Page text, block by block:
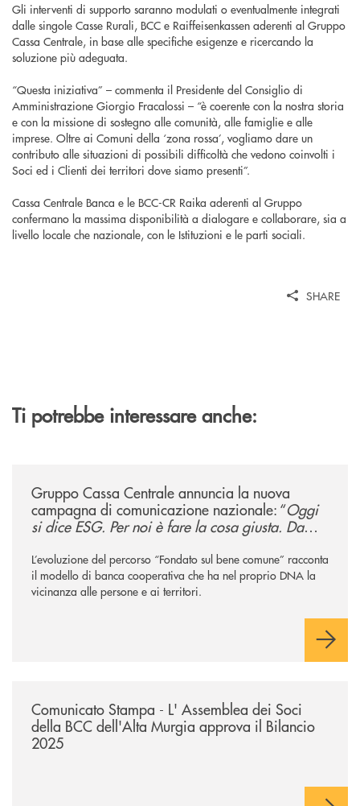
Gli interventi di supporto saranno modulati o eventualmente integrati
dalle singole Casse Rurali, BCC e Raiffeisenkassen aderenti al Gruppo
Cassa Centrale, in base alle specifiche esigenze e ricercando la
soluzione più adeguata.
“Questa iniziativa” – commenta il Presidente del Consiglio di
Amministrazione Giorgio Fracalossi – “è coerente con la nostra storia
e con la missione di sostegno alle comunità, alle famiglie e alle
imprese. Oltre ai Comuni della ‘zona rossa’, vogliamo dare un
contributo alle situazioni di possibili difficoltà che vedono coinvolti i
Soci ed i Clienti dei territori dove siamo presenti”.
Cassa Centrale Banca e le BCC-CR Raika aderenti al Gruppo
confermano la massima disponibilità a dialogare e collaborare, sia a
livello locale che nazionale, con le Istituzioni e le parti sociali.
SHARE
Ti potrebbe interessare anche:
Gruppo Cassa Centrale annuncia la nuova
campagna di comunicazione nazionale: “Oggi
si dice ESG. Per noi è fare la cosa giusta. Da
L’evoluzione del percorso “Fondato sul bene comune” racconta
il modello di banca cooperativa che ha nel proprio DNA la
vicinanza alle persone e ai territori.
Comunicato Stampa - L' Assemblea dei Soci
della BCC dell'Alta Murgia approva il Bilancio
2025